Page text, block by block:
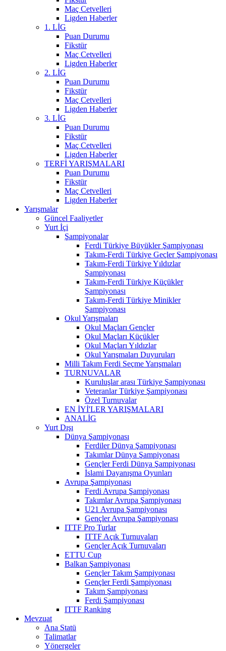
Maç Cetvelleri
Ligden Haberler
1. LİG
Puan Durumu
Fikstür
Maç Cetvelleri
Ligden Haberler
2. LİG
Puan Durumu
Fikstür
Maç Cetvelleri
Ligden Haberler
3. LİG
Puan Durumu
Fikstür
Maç Cetvelleri
Ligden Haberler
TERFİ YARIŞMALARI
Puan Durumu
Fikstür
Maç Cetvelleri
Ligden Haberler
Yarışmalar
Güncel Faaliyetler
Yurt İçi
Şampiyonalar
Ferdi Türkiye Büyükler Şampiyonası
Takım-Ferdi Türkiye Geçler Şampiyonası
Takım-Ferdi Türkiye Yıldızlar
Şampiyonası
Takım-Ferdi Türkiye Küçükler
Şampiyonası
Takım-Ferdi Türkiye Minikler
Şampiyonası
Okul Yarışmaları
Okul Maçları Gençler
Okul Maçları Küçükler
Okul Maçları Yıldızlar
Okul Yarışmaları Duyuruları
Milli Takım Ferdi Seçme Yarışmaları
TURNUVALAR
Kuruluşlar arası Türkiye Şampiyonası
Veteranlar Türkiye Şampiyonası
Özel Turnuvalar
EN İYİ'LER YARIŞMALARI
ANALİG
Yurt Dışı
Dünya Şampiyonası
Ferdiler Dünya Şampiyonası
Takımlar Dünya Şampiyonası
Gençler Ferdi Dünya Şampiyonası
İslami Dayanışma Oyunları
Avrupa Şampiyonası
Ferdi Avrupa Şampiyonası
Takımlar Avrupa Şampiyonası
U21 Avrupa Şampiyonası
Gençler Avrupa Şampiyonası
ITTF Pro Turlar
ITTF Açık Turnuvaları
Gençler Açık Turnuvaları
ETTU Cup
Balkan Şampiyonası
Gençler Takım Şampiyonası
Gençler Ferdi Şampiyonası
Takım Şampiyonası
Ferdi Şampiyonası
ITTF Ranking
Mevzuat
Ana Statü
Talimatlar
Yönergeler